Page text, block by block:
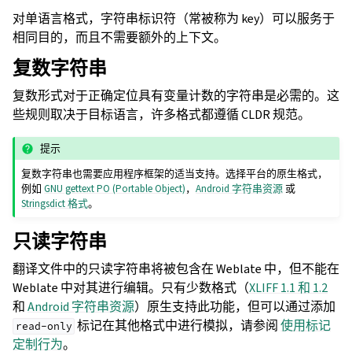
对单语言格式，字符串标识符（常被称为 key）可以服务于
相同目的，而且不需要额外的上下文。
复数字符串
复数形式对于正确定位具有变量计数的字符串是必需的。这
些规则取决于目标语言，许多格式都遵循 CLDR 规范。
提示
复数字符串也需要应用程序框架的适当支持。选择平台的原生格式，
例如GNU gettext PO (Portable Object)，Android 字符串资源或
Stringsdict 格式。
只读字符串
翻译文件中的只读字符串将被包含在 Weblate 中，但不能在
Weblate 中对其进行编辑。只有少数格式（XLIFF 1.1 和 1.2
和Android 字符串资源）原生支持此功能，但可以通过添加
read-only 标记在其他格式中进行模拟，请参阅使用标记
定制行为。